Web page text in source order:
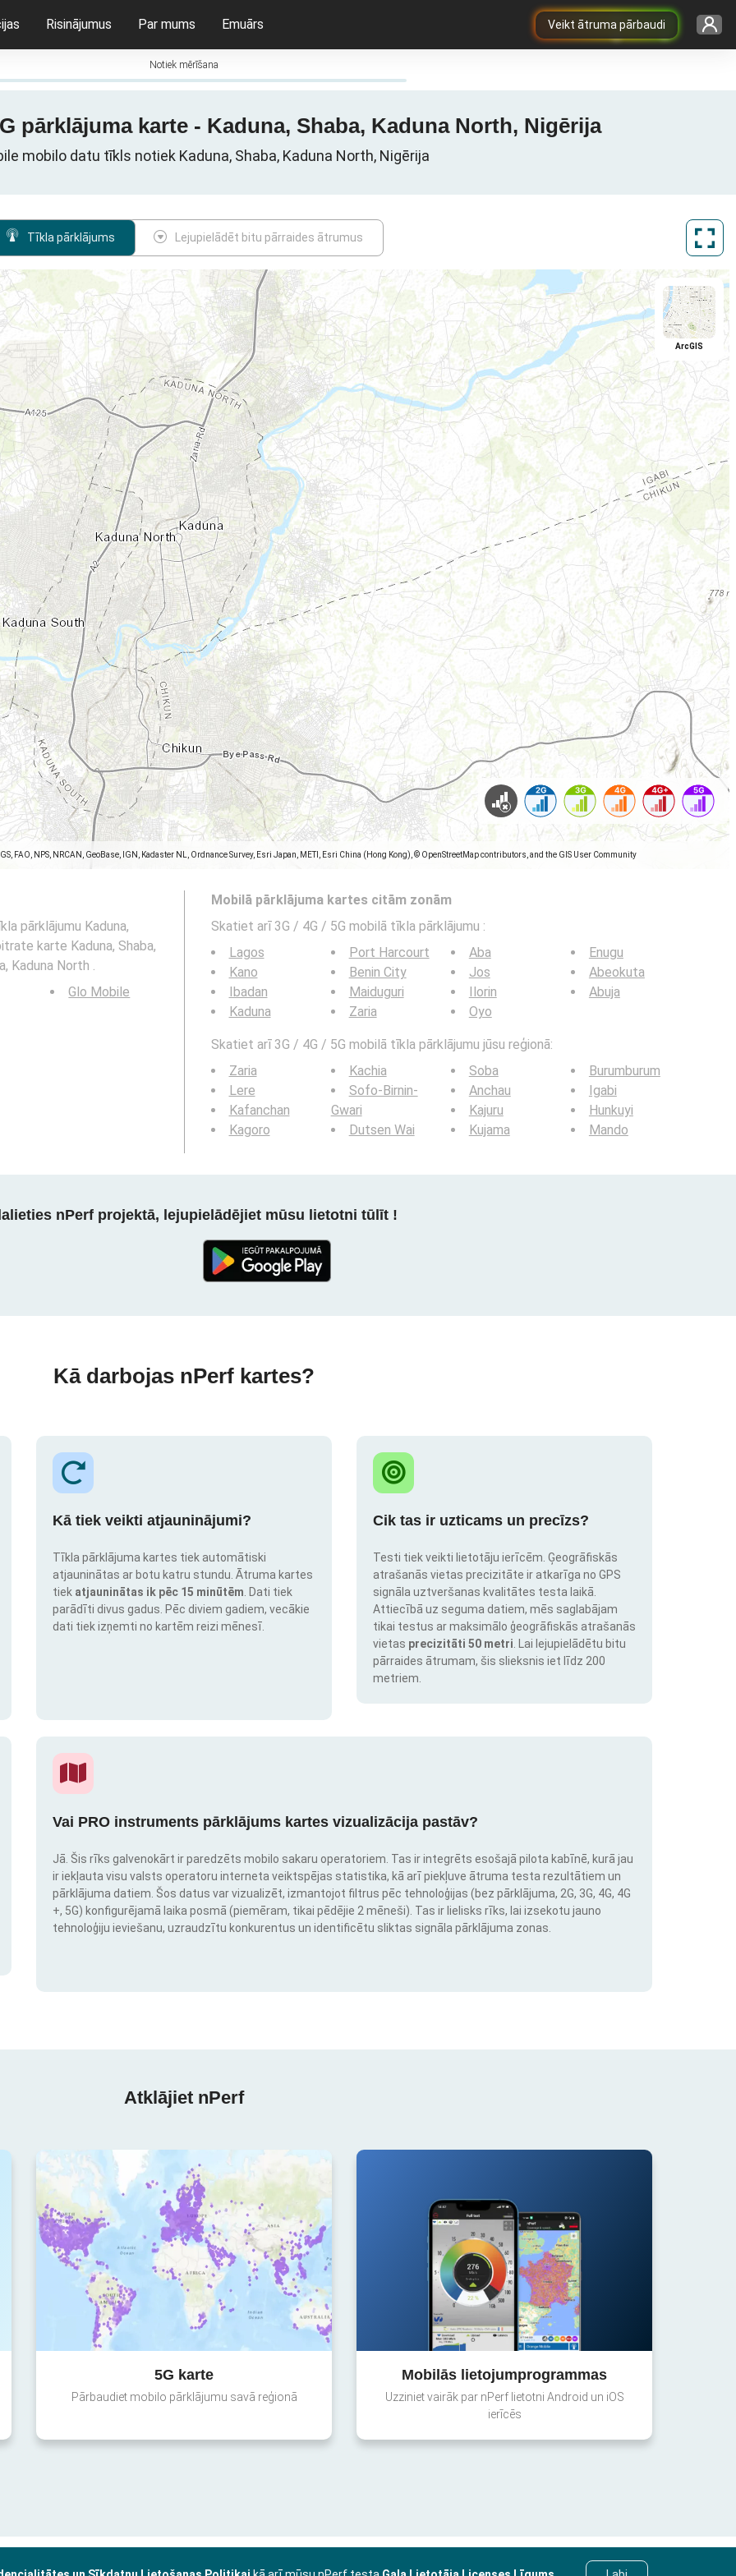
Veikt ātruma pārbaudi
Risinājumus Par mums Emuārs
Notiek mērīšana
pārklājuma karte - Kaduna, Shaba, Kaduna North, Nigērija
mobilo datu tīkls notiek Kaduna, Shaba, Kaduna North, Nigērija
Tīkla pārklājums Lejupielādēt bitu pārraides ātrumus
FAO, NPS, NRCAN, GeoBase, IGN, Kadaster NL, Ordnance Survey, Esri Japan, METI, Esri China (Hong Kong), © OpenStreetMap contributors, and the GIS User Community
ArcGIS
pārklājumu Kaduna,
karte Kaduna, Shaba,
Kaduna North .
Glo Mobile
Mobilā pārklājuma kartes citām zonām
Skatiet arī 3G / 4G / 5G mobilā tīkla pārklājumu :
Lagos
Kano
Ibadan
Kaduna
Port Harcourt
Benin City
Maiduguri
Zaria
Aba
Jos
Ilorin
Oyo
Enugu
Abeokuta
Abuja
Skatiet arī 3G / 4G / 5G mobilā tīkla pārklājumu jūsu reģionā:
Zaria
Lere
Kafanchan
Kagoro
Kachia
Sofo-Birnin-
Gwari
Dutsen Wai
Soba
Anchau
Kajuru
Kujama
Burumburum
Igabi
Hunkuyi
Mando
nPerf projektā, lejupielādējiet mūsu lietotni tūlīt !
Kā darbojas nPerf kartes?
Kā tiek veikti atjauninājumi?
Tīkla pārklājuma kartes tiek automātiski
atjauninātas ar botu katru stundu. Ātruma kartes
tiek atjauninātas ik pēc 15 minūtēm . Dati tiek
parādīti divus gadus. Pēc diviem gadiem, vecākie
dati tiek izņemti no kartēm reizi mēnesī.
Cik tas ir uzticams un precīzs?
Testi tiek veikti lietotāju ierīcēm. Ģeogrāfiskās
atrašanās vietas precizitāte ir atkarīga no GPS
signāla uztveršanas kvalitātes testa laikā.
Attiecībā uz seguma datiem, mēs saglabājam
tikai testus ar maksimālo ģeogrāfiskās atrašanās
vietas precizitāti 50 metri . Lai lejupielādētu bitu
pārraides ātrumam, šis slieksnis iet līdz 200
metriem.
Vai PRO instruments pārklājums kartes vizualizācija pastāv?
Jā. Šis rīks galvenokārt ir paredzēts mobilo sakaru operatoriem. Tas ir integrēts esošajā pilota kabīnē, kurā jau
ir iekļauta visu valsts operatoru interneta veiktspējas statistika, kā arī piekļuve ātruma testa rezultātiem un
pārklājuma datiem. Šos datus var vizualizēt, izmantojot filtrus pēc tehnoloģijas (bez pārklājuma, 2G, 3G, 4G, 4G
+, 5G) konfigurējamā laika posmā (piemēram, tikai pēdējie 2 mēneši). Tas ir lielisks rīks, lai izsekotu jauno
tehnoloģiju ieviešanu, uzraudzītu konkurentus un identificētu sliktas signāla pārklājuma zonas.
Atklājiet nPerf
5G karte
Pārbaudiet mobilo pārklājumu savā reģionā
Mobilās lietojumprogrammas
Uzziniet vairāk par nPerf lietotni Android un iOS
ierīcēs